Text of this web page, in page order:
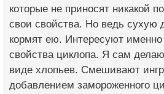
которые не приносят никакой
свои свойства. Но ведь
кормят ею. Интересуют
свойства циклопа. Я сам
виде хлопьев. Смешивают
добавлением замороженного